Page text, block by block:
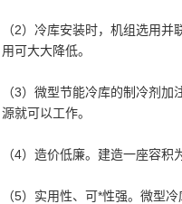
（2）冷库安装时，机组选用
用可大大降低。
（3）微型节能冷库的制冷剂
源就可以工作。
（4）造价低廉。建造一座容
（5）实用性、可*性强。微型